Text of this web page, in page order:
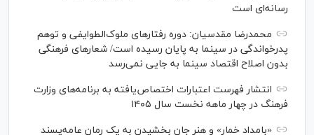
رسانه‌ای است
محمدرضا مقدسیان: دوره رفتارهای ملوک‌الطوایفی و توهم
پدرخواندگی در سینما به پایان رسیده است/ شعارهای فرهنگی
بدون اصلاح اقتصاد سینما به جایی نمی‌رسد
انتشار فهرست اعتبارات اختصاص‌یافته به برنامه‌های وزارت
فرهنگ در چهار ماهه نخست سال ۱۴۰۵
«بامداد خمار» و هنر جان بخشیدن به یک رمان عامه‌پسند